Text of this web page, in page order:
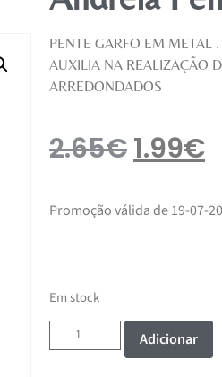
PENTE GARFO EM METAL
AUXILIA NA REALIZAÇÃO
ARREDONDADOS
2.65€1.99€
Promoção válida de 19-07-
Em stock
Adicionar